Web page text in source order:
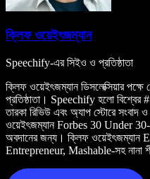
ক্লিফ ওয়েইৎজম্যান
Speechify-এর সিইও ও প্রতিষ্ঠাতা
ক্লিফ ওয়েইৎজম্যান ডিসলেক্সিয়ার
প্রতিষ্ঠাতা। Speechify হলো বিশ্বের
তারকা রিভিউ এবং অ্যাপ স্টোরে সংবাদ
ওয়েইৎজম্যান Forbes 30 Under
অবদানের জন্য। ক্লিফ
Entrepreneur, Mashable-সহ নানা